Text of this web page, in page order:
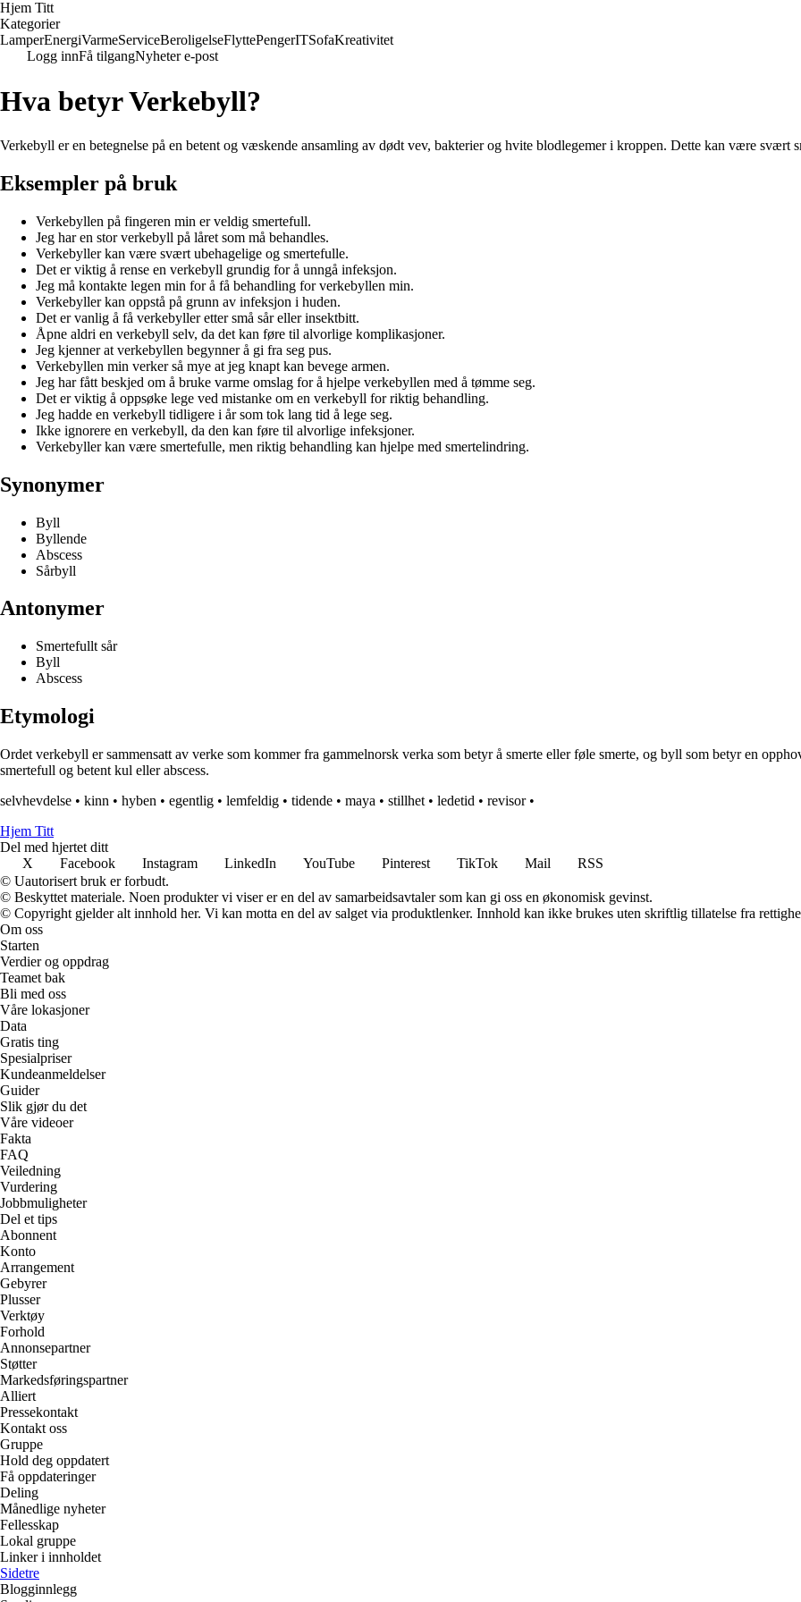
Hjem Titt
Kategorier
LamperEnergiVarmeServiceBeroligelseFlyttePengerITSofaKreativitet
Logg innFå tilgangNyheter e-post
Hva betyr Verkebyll?
Verkebyll er en betegnelse på en betent og væskende ansamling av dødt vev, bakterier og hvite blodlegemer i kroppen. Dette kan være
Eksempler på bruk
Verkebyllen på fingeren min er veldig smertefull.
Jeg har en stor verkebyll på låret som må behandles.
Verkebyller kan være svært ubehagelige og smertefulle.
Det er viktig å rense en verkebyll grundig for å unngå infeksjon.
Jeg må kontakte legen min for å få behandling for verkebyllen min.
Verkebyller kan oppstå på grunn av infeksjon i huden.
Det er vanlig å få verkebyller etter små sår eller insektbitt.
Åpne aldri en verkebyll selv, da det kan føre til alvorlige komplikasjoner.
Jeg kjenner at verkebyllen begynner å gi fra seg pus.
Verkebyllen min verker så mye at jeg knapt kan bevege armen.
Jeg har fått beskjed om å bruke varme omslag for å hjelpe verkebyllen med å tømme seg.
Det er viktig å oppsøke lege ved mistanke om en verkebyll for riktig behandling.
Jeg hadde en verkebyll tidligere i år som tok lang tid å lege seg.
Ikke ignorere en verkebyll, da den kan føre til alvorlige infeksjoner.
Verkebyller kan være smertefulle, men riktig behandling kan hjelpe med smertelindring.
Synonymer
Byll
Byllende
Abscess
Sårbyll
Antonymer
Smertefullt sår
Byll
Abscess
Etymologi
Ordet verkebyll er sammensatt av verke som kommer fra gammelnorsk verka som betyr å smerte eller føle smerte, og byll som betyr en
smertefull og betent kul eller abscess.
selvhevdelse • kinn • hyben • egentlig • lemfeldig • tidende • maya • stillhet • ledetid • revisor•
Hjem Titt
Del med hjertet ditt
X
Facebook Instagram LinkedIn YouTube Pinterest TikTok Mail
RSS
© Uautorisert bruk er forbudt.
© Beskyttet materiale. Noen produkter vi viser er en del av samarbeidsavtaler som kan gi oss en økonomisk gevinst.
© Copyright gjelder alt innhold her. Vi kan motta en del av salget via produktlenker. Innhold kan ikke brukes uten skriftlig tillatelse fra
Om oss
Starten
Verdier og oppdrag
Teamet bak
Bli med oss
Våre lokasjoner
Data
Gratis ting
Spesialpriser
Kundeanmeldelser
Guider
Slik gjør du det
Våre videoer
Fakta
FAQ
Veiledning
Vurdering
Jobbmuligheter
Del et tips
Abonnent
Konto
Arrangement
Gebyrer
Plusser
Verktøy
Forhold
Annonsepartner
Støtter
Markedsføringspartner
Alliert
Pressekontakt
Kontakt oss
Gruppe
Hold deg oppdatert
Få oppdateringer
Deling
Månedlige nyheter
Fellesskap
Lokal gruppe
Linker i innholdet
Sidetre
Blogginnlegg